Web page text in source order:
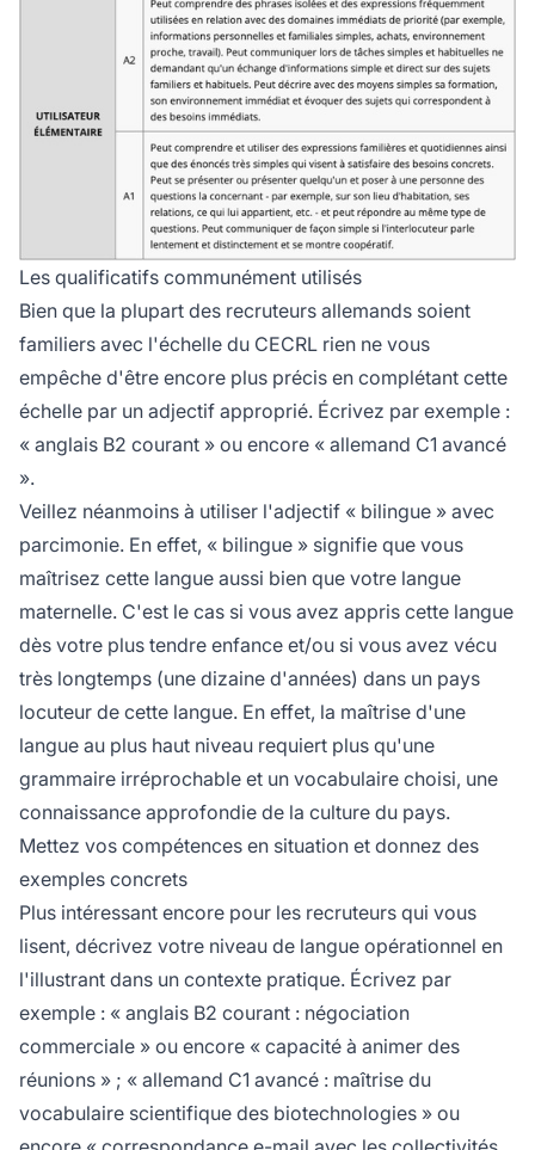
Les qualificatifs communément utilisés
Bien que la plupart des recruteurs allemands soient
familiers avec l'échelle du CECRL rien ne vous
empêche d'être encore plus précis en complétant cette
échelle par un adjectif approprié. Écrivez par exemple :
« anglais B2 courant » ou encore « allemand C1 avancé
».
Veillez néanmoins à utiliser l'adjectif « bilingue » avec
parcimonie. En effet, « bilingue » signifie que vous
maîtrisez cette langue aussi bien que votre langue
maternelle. C'est le cas si vous avez appris cette langue
dès votre plus tendre enfance et/ou si vous avez vécu
très longtemps (une dizaine d'années) dans un pays
locuteur de cette langue. En effet, la maîtrise d'une
langue au plus haut niveau requiert plus qu'une
grammaire irréprochable et un vocabulaire choisi, une
connaissance approfondie de la culture du pays.
Mettez vos compétences en situation et donnez des
exemples concrets
Plus intéressant encore pour les recruteurs qui vous
lisent, décrivez votre niveau de langue opérationnel en
l'illustrant dans un contexte pratique. Écrivez par
exemple : « anglais B2 courant : négociation
commerciale » ou encore « capacité à animer des
réunions » ; « allemand C1 avancé : maîtrise du
vocabulaire scientifique des biotechnologies » ou